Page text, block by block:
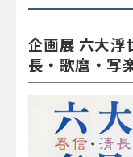
企画展 六大
長・歌麿・写